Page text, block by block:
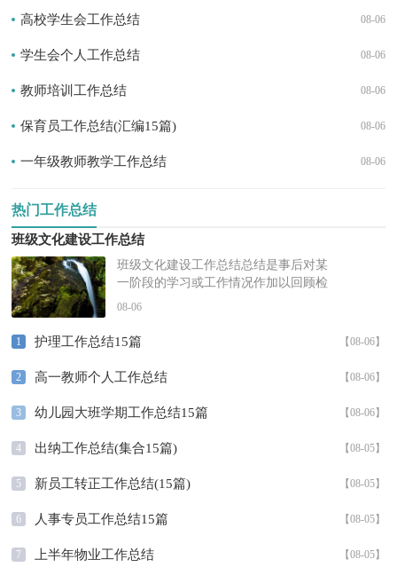
08-06
高校学生会工作总结
08-06
学生会个人工作总结
08-06
教师培训工作总结
08-06
保育员工作总结(汇编15篇)
08-06
一年级教师教学工作总结
热门工作总结
班级文化建设工作总结
班级文化建设工作总结总结是事后对某
一阶段的学习或工作情况作加以回顾检
查并分析评价的书面材料，它可以帮助
静...
08-06
1 【08-06】
护理工作总结15篇
2 【08-06】
高一教师个人工作总结
3 【08-06】
幼儿园大班学期工作总结15篇
4 【08-05】
出纳工作总结(集合15篇)
5 【08-05】
新员工转正工作总结(15篇)
6 【08-05】
人事专员工作总结15篇
7 【08-05】
上半年物业工作总结